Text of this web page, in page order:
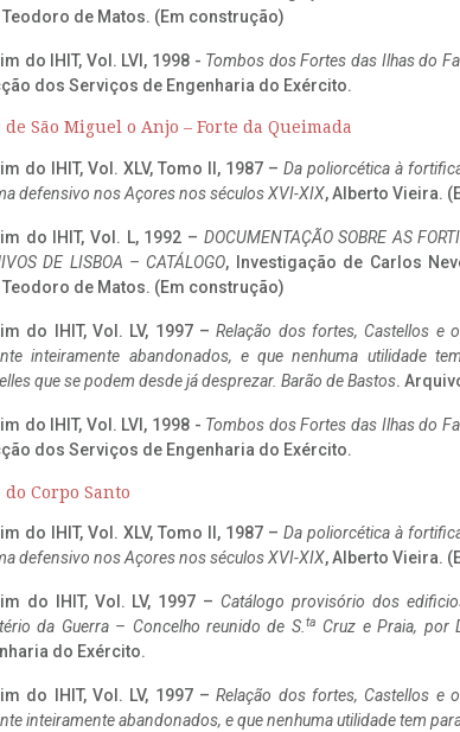
de Matos. (Em construção)
do IHIT, Vol. LVI, 1998 - Tombos dos Fortes das Ilhas do
dos Serviços de Engenharia do Exército.
de São Miguel o Anjo – Forte da Queimada
do IHIT, Vol. XLV, Tomo II, 1987 – Da poliorcética à
defensivo nos Açores nos séculos XVI-XIX, Alberto Vieira.
do IHIT, Vol. L, 1992 – DOCUMENTAÇÃO SOBRE AS
DE LISBOA – CATÁLOGO, Investigação de Carlos
de Matos. (Em construção)
do IHIT, Vol. LV, 1997 –Relação dos fortes, Castellos e
inteiramente abandonados, e que nenhuma utilidade
que se podem desde já desprezar. Barão de Bastos.
do IHIT, Vol. LVI, 1998 - Tombos dos Fortes das Ilhas do
dos Serviços de Engenharia do Exército.
do Corpo Santo
do IHIT, Vol. XLV, Tomo II, 1987 – Da poliorcética à
defensivo nos Açores nos séculos XVI-XIX, Alberto Vieira.
do IHIT, Vol. LV, 1997 – Catálogo provisório dos
da Guerra – Concelho reunido de S. ta Cruz e Praia, por
do Exército.
do IHIT, Vol. LV, 1997 –Relação dos fortes, Castellos e
inteiramente abandonados, e que nenhuma utilidade tem